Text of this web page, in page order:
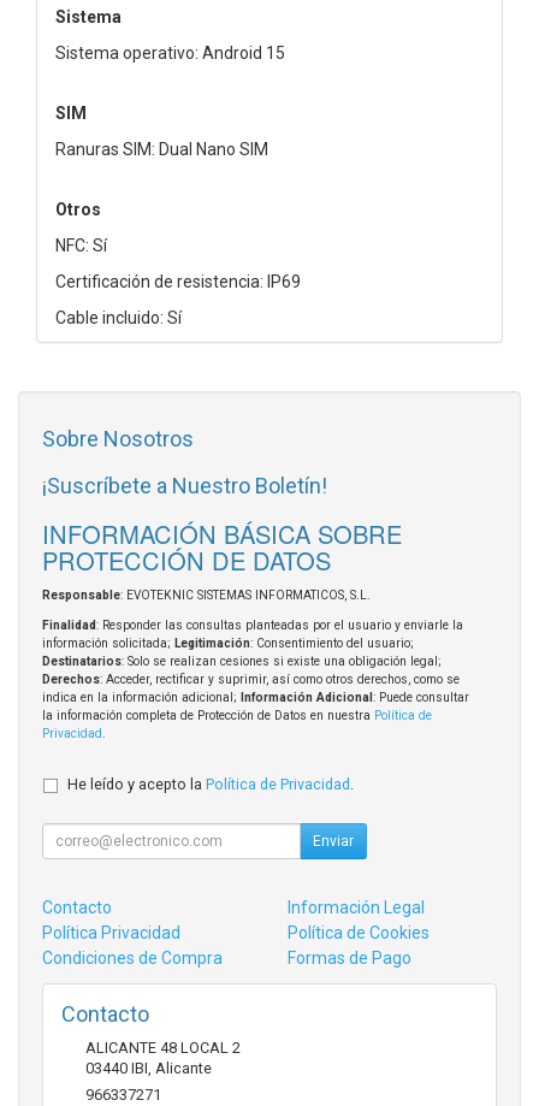
Sistema
Sistema operativo: Android 15
SIM
Ranuras SIM: Dual Nano SIM
Otros
NFC: Sí
Certificación de resistencia: IP69
Cable incluido: Sí
Sobre Nosotros
¡Suscríbete a Nuestro Boletín!
INFORMACIÓN BÁSICA SOBRE
PROTECCIÓN DE DATOS
Responsable: EVOTEKNIC SISTEMAS INFORMATICOS, S.L.
Finalidad: Responder las consultas planteadas por el usuario y enviarle la
información solicitada; Legitimación: Consentimiento del usuario;
Destinatarios: Solo se realizan cesiones si existe una obligación legal;
Derechos: Acceder, rectificar y suprimir, así como otros derechos, como se
indica en la información adicional;
Información Adicional : Puede consultar
la información completa de Protección de Datos en nuestra Política de
Privacidad
He leído y acepto la Política de Privacidad
Enviar
Contacto
Información Legal
Política Privacidad
Política de Cookies
Condiciones de Compra
Formas de Pago
Contacto
ALICANTE 48 LOCAL 2
03440 IBI Alicante
966337271